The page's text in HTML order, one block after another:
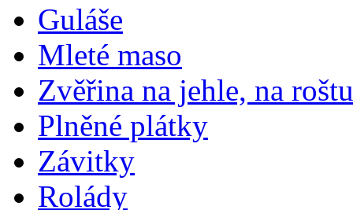
Guláše
Mleté maso
Zvěřina na jehle, na roštu
Plněné plátky
Závitky
Rolády